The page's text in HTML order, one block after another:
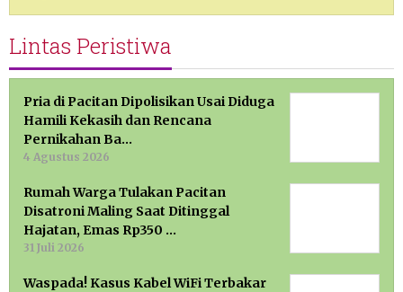
Lintas Peristiwa
Pria di Pacitan Dipolisikan Usai Diduga
Hamili Kekasih dan Rencana
Pernikahan Ba…
4 Agustus 2026
Rumah Warga Tulakan Pacitan
Disatroni Maling Saat Ditinggal
Hajatan, Emas Rp350 …
31 Juli 2026
Waspada! Kasus Kabel WiFi Terbakar